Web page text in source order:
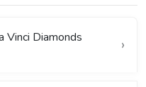
Vinci Diamonds